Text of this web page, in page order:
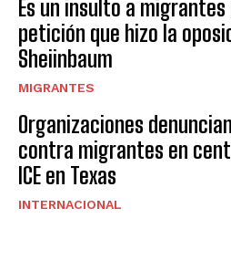
Es un insulto a
petición que hizo la
Sheiinbaum
MIGRANTES
Organizaciones
contra migrantes en
ICE en Texas
INTERNACIONAL